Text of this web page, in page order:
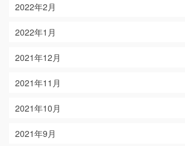
2022年2月
2022年1月
2021年12月
2021年11月
2021年10月
2021年9月